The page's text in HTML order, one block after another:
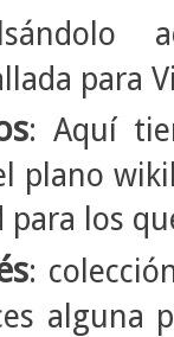
para
: Aquí
plano
los
:
alguna